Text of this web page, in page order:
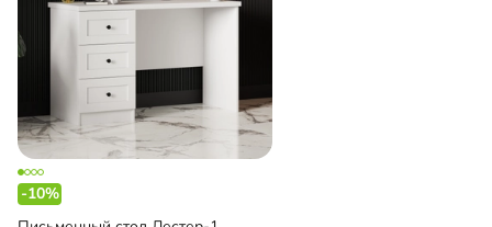
-10%